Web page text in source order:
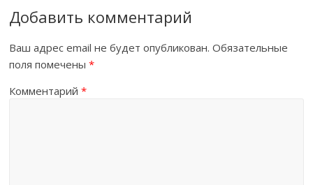
Добавить комментарий
Ваш адрес email не будет опубликован. Обязательные
поля помечены*
Комментарий*